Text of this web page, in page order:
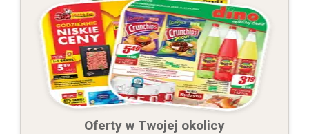
Oferty w Twojej okolicy